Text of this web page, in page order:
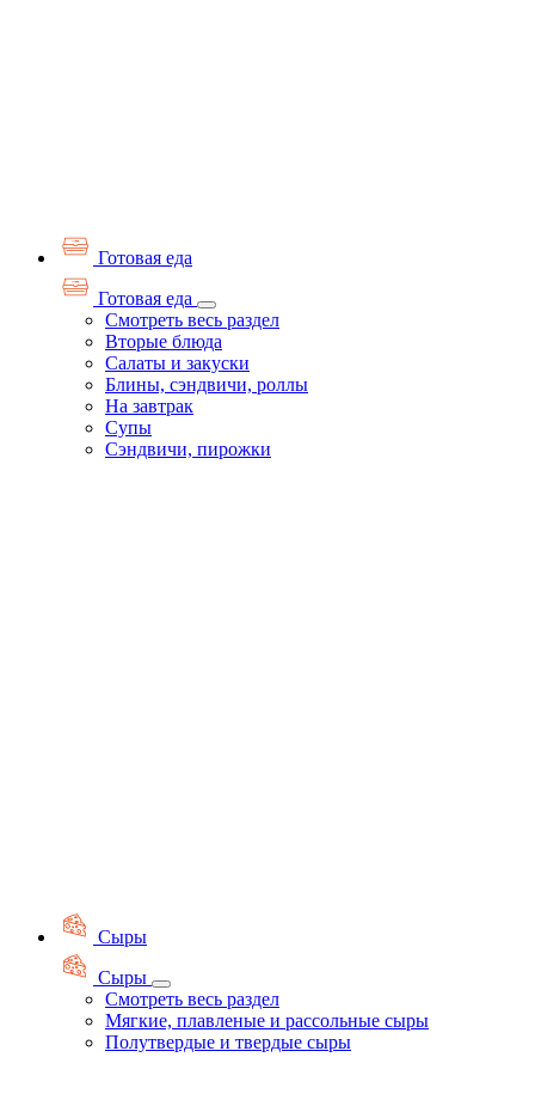
Готовая еда
Готовая еда
Смотреть весь раздел
Вторые блюда
Салаты и закуски
Блины, сэндвичи, роллы
На завтрак
Супы
Сэндвичи, пирожки
Сыры
Сыры
Смотреть весь раздел
Мягкие, плавленые и рассольные сыры
Полутвердые и твердые сыры